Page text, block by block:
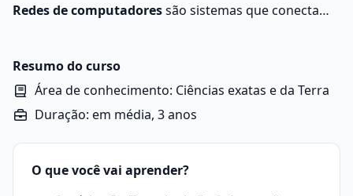
Redes de computadoressão sistemas que conectam
protocolos como TCP/IP para a comunicação entre as
interfaces.
Resumo do curso
Área de conhecimento: Ciências exatas e da Terra
Duração: em média, 3 anos
O que você vai aprender?